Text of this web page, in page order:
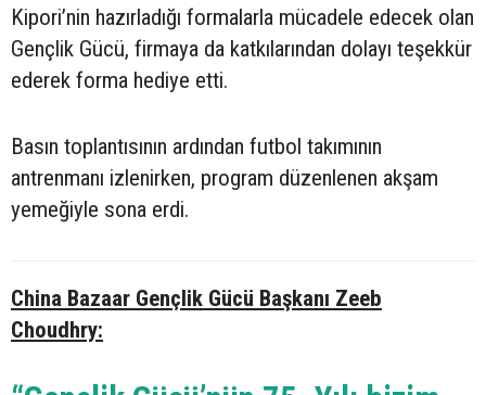
Kipori’nin hazırladığı formalarla mücadele edecek olan
Gençlik Gücü, firmaya da katkılarından dolayı teşekkür
ederek forma hediye etti.
Basın toplantısının ardından futbol takımının
antrenmanı izlenirken, program düzenlenen akşam
yemeğiyle sona erdi.
China Bazaar Gençlik Gücü Başkanı Zeeb
Choudhry: